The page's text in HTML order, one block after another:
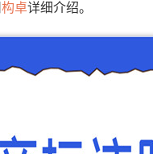
构卓详细介绍。